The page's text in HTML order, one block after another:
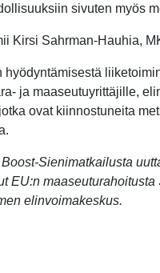
sivuten myös
Kirsi Sahrman-Hauhia,
ja maaseutuyrittäjille,
ovat kiinnostuneita
Sienimatkailusta
EU:n
elinvoimakeskus.